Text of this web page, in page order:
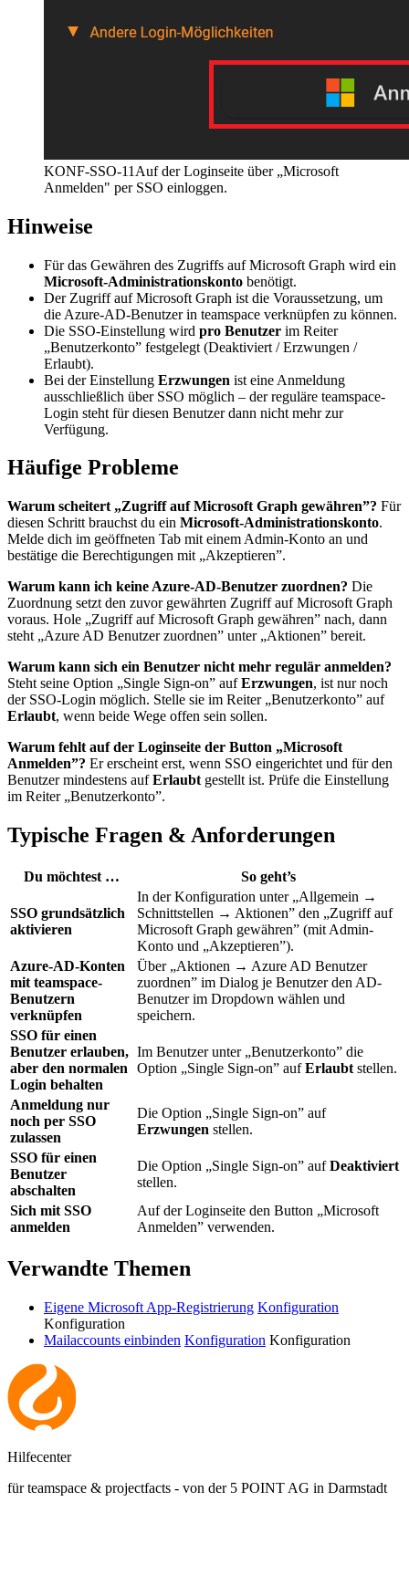
KONF-SSO-11 Auf der Loginseite über „Microsoft
Anmelden" per SSO einloggen.
Hinweise
Für das Gewähren des Zugriffs auf Microsoft Graph wird ein
Microsoft-Administrationskonto benötigt.
Der Zugriff auf Microsoft Graph ist die Voraussetzung, um
die Azure-AD-Benutzer in teamspace verknüpfen zu können.
Die SSO-Einstellung wird pro Benutzer im Reiter
„Benutzerkonto” festgelegt (Deaktiviert / Erzwungen /
Erlaubt).
Bei der Einstellung Erzwungen ist eine Anmeldung
ausschließlich über SSO möglich – der reguläre teamspace-
Login steht für diesen Benutzer dann nicht mehr zur
Verfügung.
Häufige Probleme
Warum scheitert „Zugriff auf Microsoft Graph gewähren”? Für
diesen Schritt brauchst du ein Microsoft-Administrationskonto.
Melde dich im geöffneten Tab mit einem Admin-Konto an und
bestätige die Berechtigungen mit „Akzeptieren”.
Warum kann ich keine Azure-AD-Benutzer zuordnen? Die
Zuordnung setzt den zuvor gewährten Zugriff auf Microsoft Graph
voraus. Hole „Zugriff auf Microsoft Graph gewähren” nach, dann
steht „Azure AD Benutzer zuordnen” unter „Aktionen” bereit.
Warum kann sich ein Benutzer nicht mehr regulär anmelden?
Steht seine Option „Single Sign-on” aufErzwungen, ist nur noch
der SSO-Login möglich. Stelle sie im Reiter „Benutzerkonto” auf
Erlaubt, wenn beide Wege offen sein sollen.
Warum fehlt auf der Loginseite der Button „Microsoft
Anmelden”? Er erscheint erst, wenn SSO eingerichtet und für den
Benutzer mindestens aufErlaubt gestellt ist. Prüfe die Einstellung
im Reiter „Benutzerkonto”.
Typische Fragen & Anforderungen
Du möchtest … So geht’s
SSO grundsätzlich
aktivieren
In der Konfiguration unter „Allgemein →
Schnittstellen → Aktionen” den „Zugriff auf
Microsoft Graph gewähren” (mit Admin-
Konto und „Akzeptieren”).
Azure-AD-Konten
mit teamspace-
Benutzern
verknüpfen
Über „Aktionen → Azure AD Benutzer
zuordnen” im Dialog je Benutzer den AD-
Benutzer im Dropdown wählen und
speichern.
SSO für einen
Benutzer erlauben,
aber den normalen
Login behalten
Im Benutzer unter „Benutzerkonto” die
Option „Single Sign-on” aufErlaubt stellen.
Anmeldung nur
noch per SSO
zulassen
Die Option „Single Sign-on” auf
Erzwungen stellen.
SSO für einen
Benutzer
abschalten
Die Option „Single Sign-on” aufDeaktiviert
stellen.
Sich mit SSO
anmelden
Auf der Loginseite den Button „Microsoft
Anmelden” verwenden.
Verwandte Themen
Eigene Microsoft App-Registrierung Konfiguration
Konfiguration
Mailaccounts einbinden Konfiguration Konfiguration
Hilfecenter
für teamspace & projectfacts - von der 5 POINT AG in Darmstadt